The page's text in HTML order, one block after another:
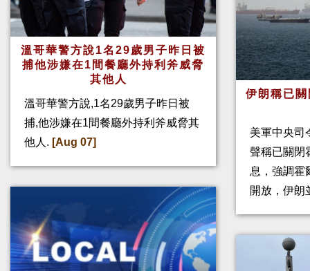
溫哥華警方說1名29歲男子昨日被
捕他涉嫌在1間餐廳外持利斧威脅
其他人
溫哥華警方說,1名29歲男子昨日被
捕,他涉嫌在1間餐廳外持利斧威脅其
他人. [Aug 07]
伊朗稱已
美軍中央司
聲稱已關閉
息，強調霍
開放，伊